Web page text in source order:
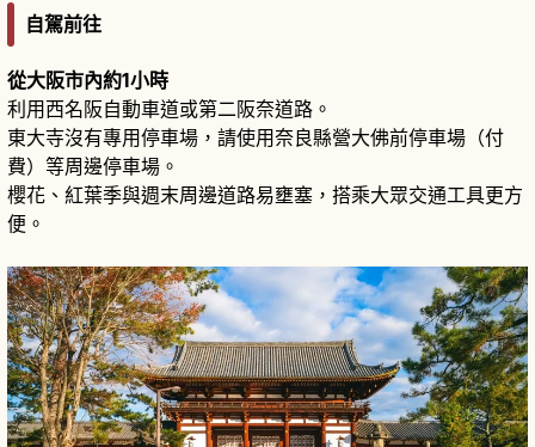
自駕前往
從大阪市內約1小時
利用西名阪自動車道或第二阪奈道路。
東大寺沒有專用停車場，請使用奈良縣營大佛前停車場（付
費）等周邊停車場。
櫻花、紅葉季與週末周邊道路易壅塞，搭乘大眾交通工具更方
便。